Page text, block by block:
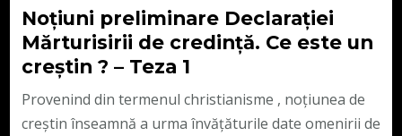
Noțiuni preliminare Declarației
Mărturisirii de credință. Ce este un
creștin ? – Teza 1
Provenind din termenul christianisme , noțiunea de
creștin înseamnă a urma învățăturile date omenirii de